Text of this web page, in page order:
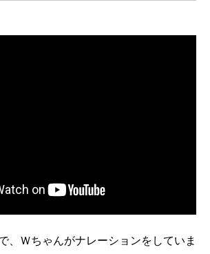
、Ｗちゃんがナレーションをしていま